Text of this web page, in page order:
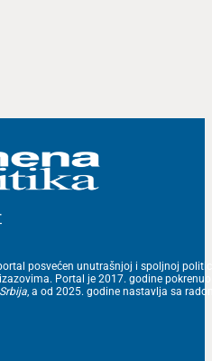
posvećen unutrašnjoj i spoljnoj
Portal je 2017. godine
Srbija , a od 2025. godine nastavlja sa